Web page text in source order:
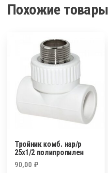
полипропилен
Похожие товары
Тройник комб. нар/р
25х1/2 полипропилен
90,00 ₽